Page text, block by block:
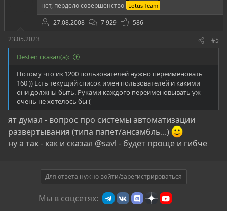
нет, пердело совершенство Lotus Team
27.08.2008 7 929
586
23.05.2023
#5
Desten сказал(а):
Потому что из 1200 пользователей нужно переименовать
160 )) Есть текущий список имен пользователей и какими
они должны быть. Руками каждого переименовывать уж
очень не хотелось бы (
ят думал - вопрос про системы автоматизации
развертывания (типа папет/ансамбль...)
ну а так - как и сказал @savl - будет проще и гибче
Для ответа нужно войти/зарегистрироваться
Мы в соцсетях: